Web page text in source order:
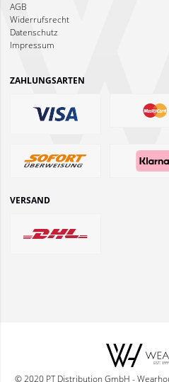
AGB
Widerrufsrecht
Datenschutz
Impressum
ZAHLUNGSARTEN
VERSAND
© 2020 PT Distribution GmbH -